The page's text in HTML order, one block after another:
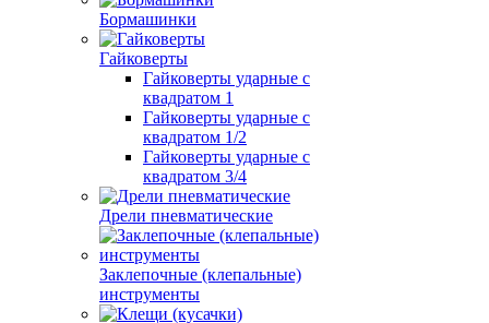
Бормашинки
Гайковерты
Гайковерты ударные с
квадратом 1
Гайковерты ударные с
квадратом 1/2
Гайковерты ударные с
квадратом 3/4
Дрели пневматические
Заклепочные (клепальные)
инструменты